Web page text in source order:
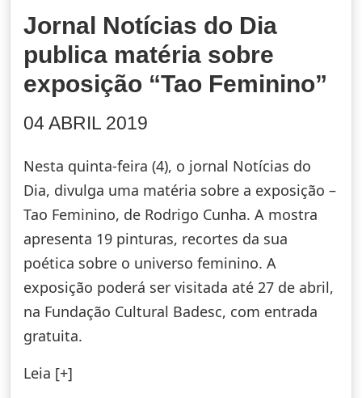
Jornal Notícias do Dia
publica matéria sobre
exposição “Tao Feminino”
04 ABRIL 2019
Nesta quinta-feira (4), o jornal Notícias do
Dia, divulga uma matéria sobre a exposição –
Tao Feminino, de Rodrigo Cunha. A mostra
apresenta 19 pinturas, recortes da sua
poética sobre o universo feminino. A
exposição poderá ser visitada até 27 de abril,
na Fundação Cultural Badesc, com entrada
gratuita.
Leia [+]